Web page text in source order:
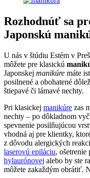
Rozhodnúť sa
Japonskú
U nás v štúdiu Estém v
môžete pre klasickú
Japonskej manikúre máte
posilnené a obohatené
štiepavé či lámavé nechty.
Pri klasickej manikúre zas
nechty – po dôkladnom
spevnenie posilňujúcou
vhodná aj pre klientky,
z dôvodu alergických
laserovú epiláciu, ošetrenie
hylaurónovej alebo by ste
môžete zakaždým obrátiť.